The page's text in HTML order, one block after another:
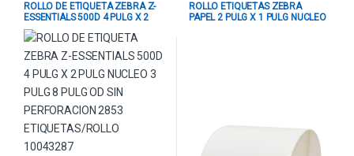
ROLLO DE ETIQUETA ZEBRA Z-
ESSENTIALS 500D 4 PULG X 2
PULG NUCLEO 3 PULG 8 PULG OD
SIN PERFORACION 2853
ETIQUETAS/ROLLO 10043287
ROLLO ETIQUETAS ZEBRA
PAPEL 2 PULG X 1 PULG NUCLEO